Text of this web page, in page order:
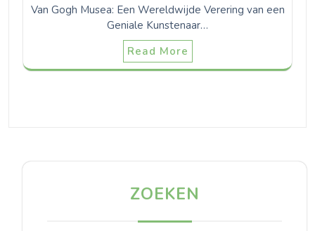
Van Gogh Musea: Een Wereldwijde Verering van een
Geniale Kunstenaar…
Read More
ZOEKEN